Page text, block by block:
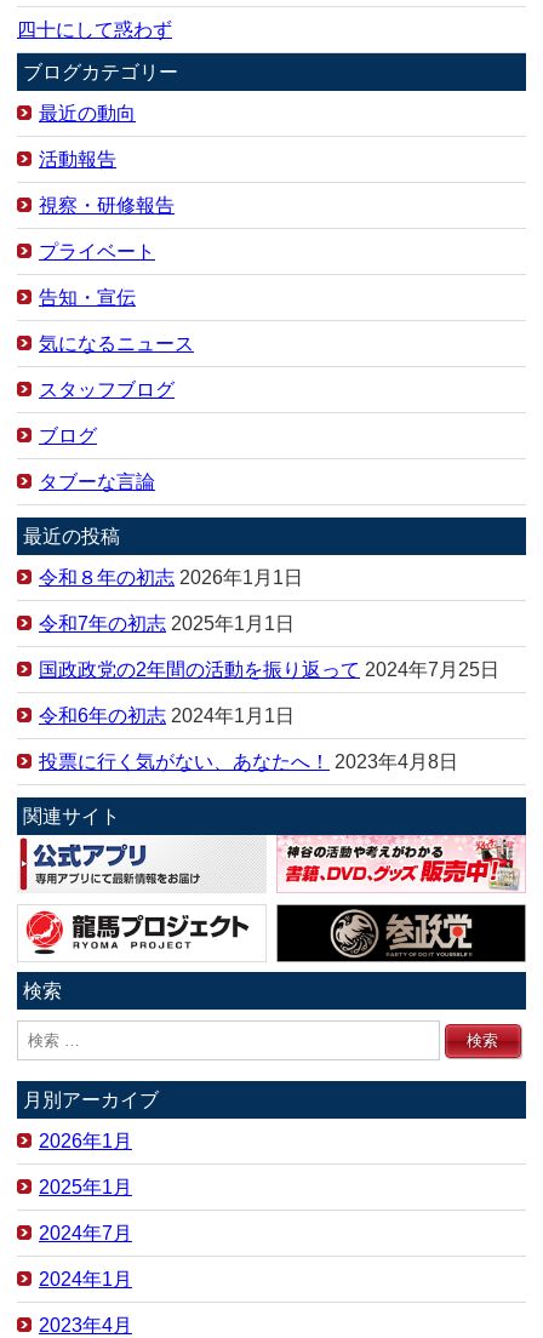
四十にして惑わず
ブログカテゴリー
最近の動向
活動報告
視察・研修報告
プライベート
告知・宣伝
気になるニュース
スタッフブログ
ブログ
タブーな言論
最近の投稿
令和８年の初志 2026年1月1日
令和7年の初志 2025年1月1日
国政政党の2年間の活動を振り返って 2024年7月25日
令和6年の初志 2024年1月1日
投票に行く気がない、あなたへ！ 2023年4月8日
関連サイト
検索
月別アーカイブ
2026年1月
2025年1月
2024年7月
2024年1月
2023年4月